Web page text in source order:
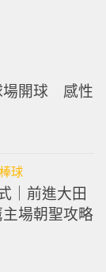
場開球 感性
棒球
｜前進大田
場朝聖攻略